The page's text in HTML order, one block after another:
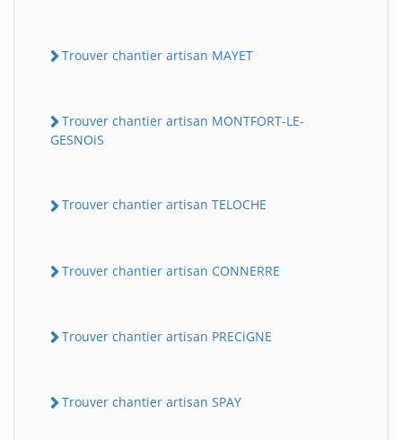
Trouver chantier artisan MAYET
Trouver chantier artisan MONTFORT-LE-
GESNOiS
Trouver chantier artisan TELOCHE
Trouver chantier artisan CONNERRE
Trouver chantier artisan PRECiGNE
Trouver chantier artisan SPAY